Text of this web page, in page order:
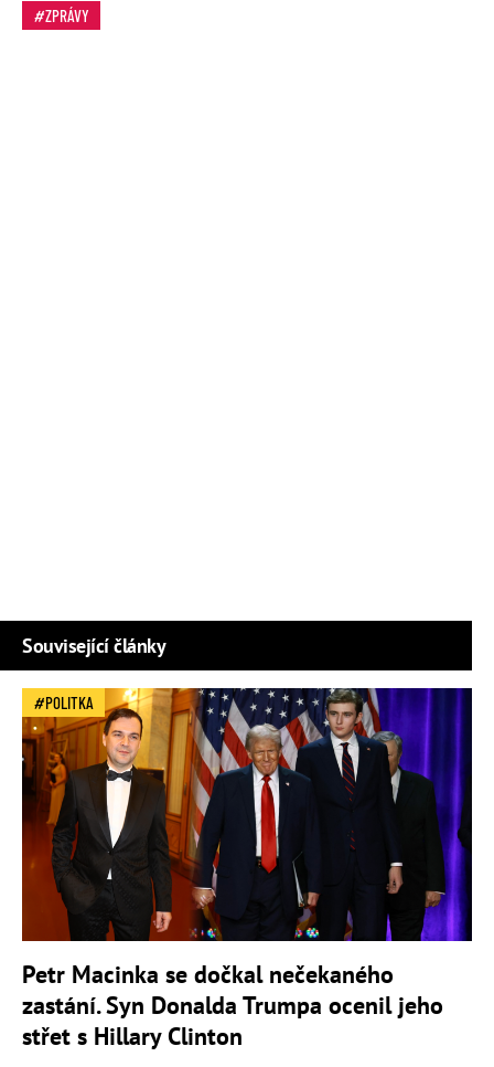
ZPRÁVY
Související články
POLITKA
Petr Macinka se dočkal nečekaného
zastání. Syn Donalda Trumpa ocenil jeho
střet s Hillary Clinton